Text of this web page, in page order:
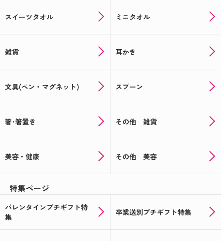
スイーツタオル ミニタオル
雑貨 耳かき
文具(ペン・マグネット) スプーン
箸･箸置き その他 雑貨
美容・健康 その他 美容
特集ページ
バレンタインプチギフト特
集
卒業送別プチギフト特集